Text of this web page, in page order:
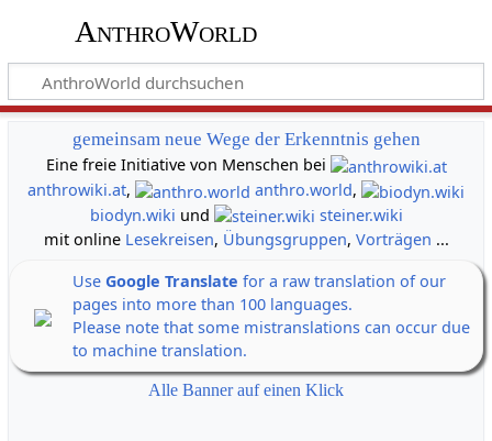
AnthroWorld
gemeinsam neue Wege der Erkenntnis gehen
Eine freie Initiative von Menschen bei
anthrowiki.at, anthro.world,
biodyn.wiki und
steiner.wiki
mit online Lesekreisen, Übungsgruppen, Vorträgen ...
Use Google Translate for a raw translation of our
pages into more than 100 languages.
Please note that some mistranslations can occur due
to machine translation.
Alle Banner auf einen Klick